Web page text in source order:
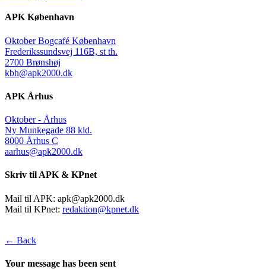
APK København
Oktober Bogcafé København
Frederikssundsvej 116B, st th.
2700 Brønshøj
kbh@apk2000.dk
APK Århus
Oktober - Århus
Ny Munkegade 88 kld.
8000 Århus C
aarhus@apk2000.dk
Skriv til APK & KPnet
Mail til APK: apk@apk2000.dk
Mail til KPnet: redaktion@kpnet.dk
← Back
Your message has been sent